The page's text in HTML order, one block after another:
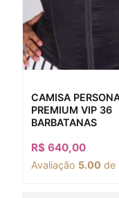
CAMISA
PREMIUM VIP 36
BARBATANAS
R$ 640,00
Avaliação 5.00 de